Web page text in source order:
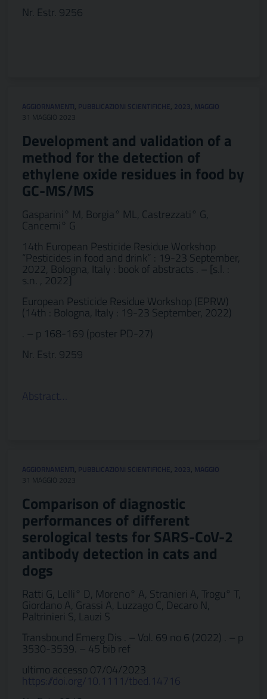
Nr. Estr. 9256
AGGIORNAMENTI, PUBBLICAZIONI SCIENTIFICHE, 2023, MAGGIO
31 MAGGIO 2023
Development and validation of a
method for the detection of
ethylene oxide residues in food by
GC-MS/MS
Gasparini° M, Borgia° ML, Castrezzati° G,
Cancemi° G
14th European Pesticide Residue Workshop
“Pesticides in food and drink” : 19-23 September,
2022, Bologna, Italy : book of abstracts . – [s.l. :
s.n. , 2022]
European Pesticide Residue Workshop (EPRW)
(14th : Bologna, Italy : 19-23 September, 2022)
. – p 168-169 (poster PD-27)
Nr. Estr. 9259
Abstract…
AGGIORNAMENTI, PUBBLICAZIONI SCIENTIFICHE, 2023, MAGGIO
31 MAGGIO 2023
Comparison of diagnostic
performances of different
serological tests for SARS-CoV-2
antibody detection in cats and
dogs
Ratti G, Lelli° D, Moreno° A, Stranieri A, Trogu° T,
Giordano A, Grassi A, Luzzago C, Decaro N,
Paltrinieri S, Lauzi S
Transbound Emerg Dis . – Vol. 69 no 6 (2022) . – p
3530-3539. – 45 bib ref
ultimo accesso 07/04/2023
https://doi.org/10.1111/tbed.14716